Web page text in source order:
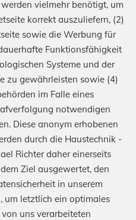
vielmehr benötigt, um
korrekt auszuliefern, (2)
sowie die Werbung für
Funktionsfähigkeit
Systeme und der
zu gewährleisten sowie (4)
im Falle eines
notwendigen
Diese anonym erhobenen
durch die Haustechnik -
Richter daher einerseits
Ziel ausgewertet, den
in unserem
um letztlich ein optimales
uns verarbeiteten